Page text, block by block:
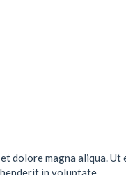
magna aliqua. Ut
in voluptate ...